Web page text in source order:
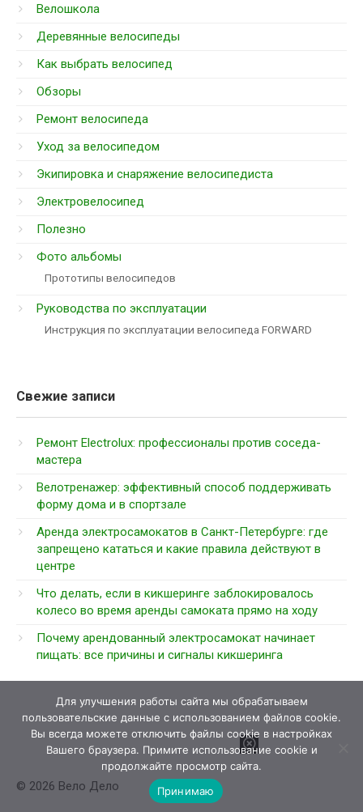
Велошкола
Деревянные велосипеды
Как выбрать велосипед
Обзоры
Ремонт велосипеда
Уход за велосипедом
Экипировка и снаряжение велосипедиста
Электровелосипед
Полезно
Фото альбомы
Прототипы велосипедов
Руководства по эксплуатации
Инструкция по эксплуатации велосипеда FORWARD
Свежие записи
Ремонт Electrolux: профессионалы против соседа-
мастера
Велотренажер: эффективный способ поддерживать
форму дома и в спортзале
Аренда электросамокатов в Санкт-Петербурге: где
запрещено кататься и какие правила действуют в
центре
Что делать, если в кикшеринге заблокировалось
колесо во время аренды самоката прямо на ходу
Почему арендованный электросамокат начинает
пищать: все причины и сигналы кикшеринга
© 2026 Вело Дело
Для улучшения работы сайта мы обрабатываем
пользовательские данные с использованием файлов cookie.
Вы всегда можете отключить файлы cookie в настройках
Вашего браузера. Примите использование cookie и
продолжайте просмотр сайта.
Принимаю